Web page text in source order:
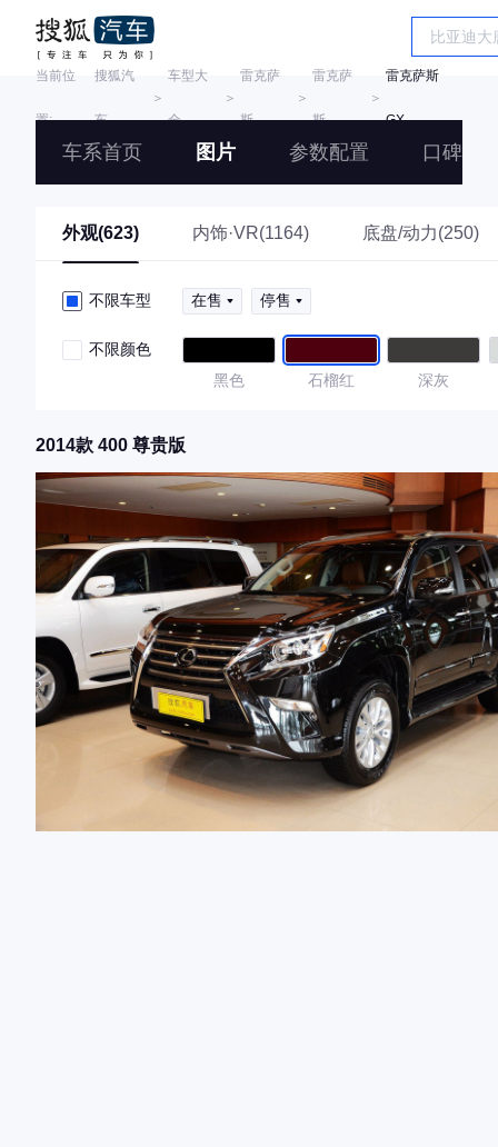
当前位
置:
搜狐汽
车
＞
车型大
全
＞
雷克萨
斯
＞
雷克萨
斯
＞
雷克萨斯
GX
车系首页 图片 参数配置 口碑
外观(623) 内饰·VR(1164) 底盘/动力(250)
不限车型 在售 停售
不限颜色
黑色
石榴红 深灰
2014款 400 尊贵版